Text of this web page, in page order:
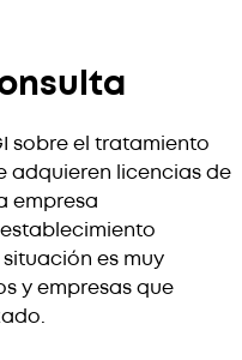
sobre el tratamiento
adquieren licencias de
empresa
es muy
y empresas que